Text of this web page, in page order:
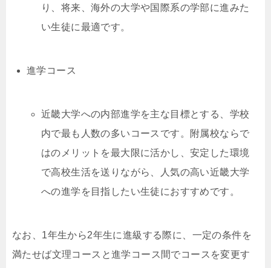
り、将来、海外の大学や国際系の学部に進みた
い生徒に最適です。
進学コース
近畿大学への内部進学を主な目標とする、学校
内で最も人数の多いコースです。附属校ならで
はのメリットを最大限に活かし、安定した環境
で高校生活を送りながら、人気の高い近畿大学
への進学を目指したい生徒におすすめです。
なお、1年生から2年生に進級する際に、一定の条件を
満たせば文理コースと進学コース間でコースを変更す